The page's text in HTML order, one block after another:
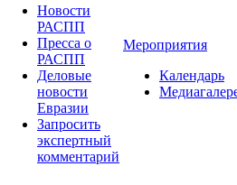
Новости
РАСПП
Пресса о
РАСПП
Деловые
новости
Евразии
Запросить
экспертный
комментарий
Мероприятия
Календарь